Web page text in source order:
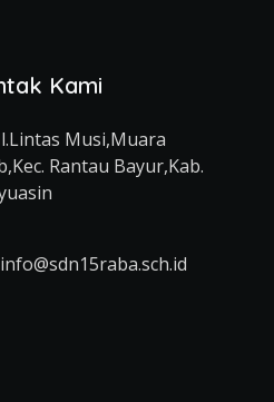
Kami
Musi,Muara
Rantau Bayur,Kab.
info@sdn15raba.sch.id